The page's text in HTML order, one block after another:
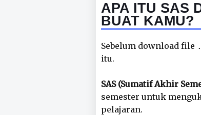
APA ITU SAS
BUAT KAMU?
Sebelum download file
itu.
SAS (Sumatif Akhir
semester untuk
pelajaran.